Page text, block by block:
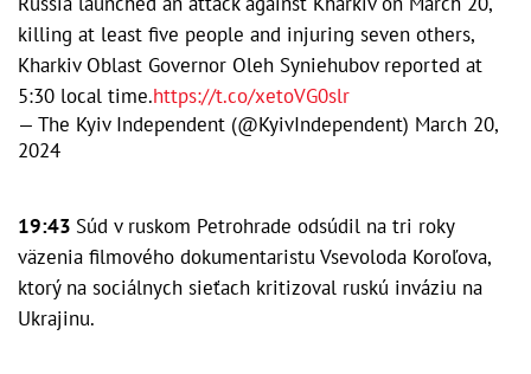
killing at least five people and injuring seven others,
Kharkiv Oblast Governor Oleh Syniehubov reported at
5:30 local time.https://t.co/xetoVG0slr
— The Kyiv Independent (@KyivIndependent) March 20,
2024
19:43 Súd v ruskom Petrohrade odsúdil na tri roky
väzenia filmového dokumentaristu Vsevoloda Koroľova,
ktorý na sociálnych sieťach kritizoval ruskú inváziu na
Ukrajinu.